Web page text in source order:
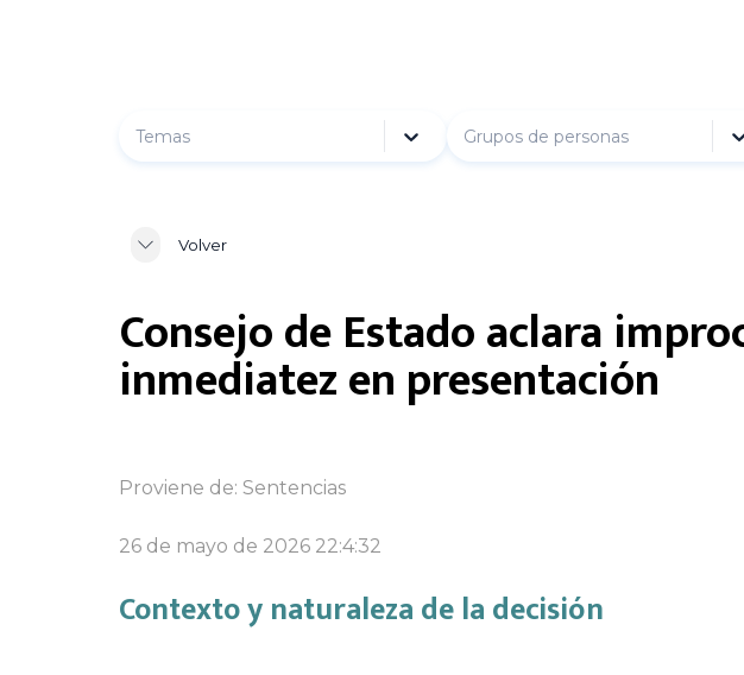
Temas Grupos de personas
Volver
Consejo de Estado aclara
inmediatez en presentación
Proviene de: Sentencias
26 de mayo de 2026 22:4:32
Contexto y naturaleza de la decisión